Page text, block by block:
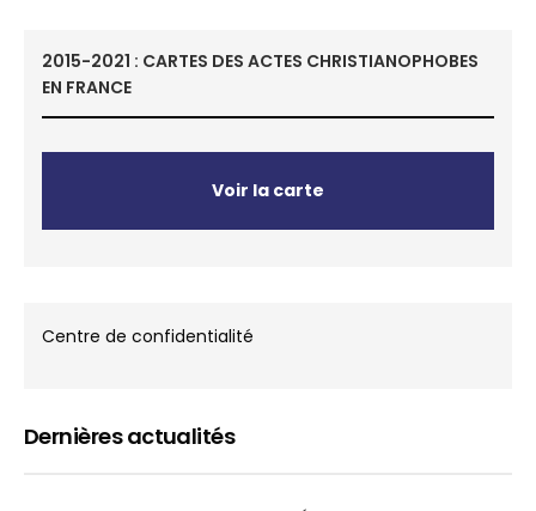
2015-2021 : CARTES DES ACTES CHRISTIANOPHOBES
EN FRANCE
Voir la carte
Centre de confidentialité
Dernières actualités